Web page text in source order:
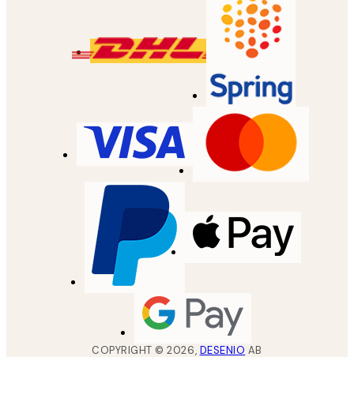
COPYRIGHT ©2026, DESENIO AB